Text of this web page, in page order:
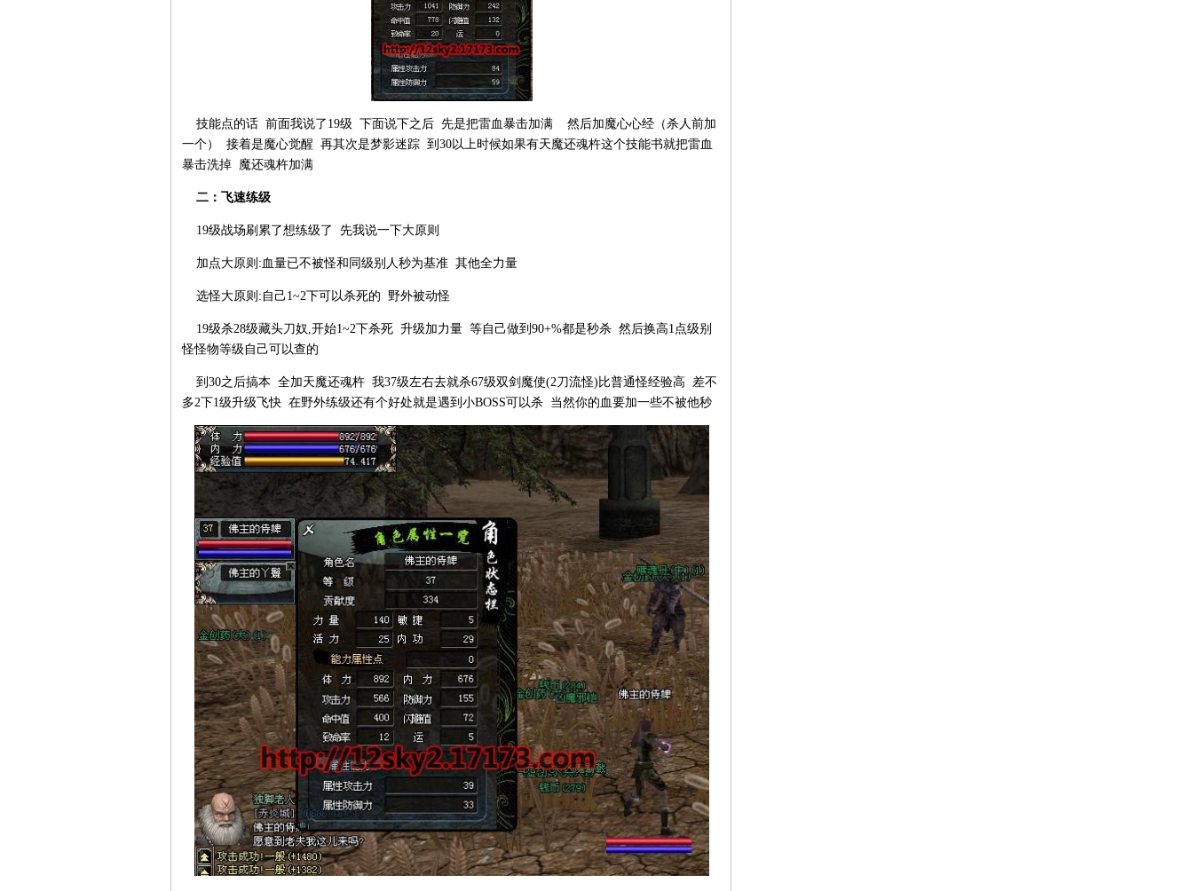
技能点的话 前面我说了19级 下面说下之后 先是把雷血暴击加满 然后加魔心心经（杀人前加
一个） 接着是魔心觉醒 再其次是梦影迷踪 到30以上时候如果有天魔还魂杵这个技能书就把雷血
暴击洗掉 魔还魂杵加满
二：飞速练级
19级战场刷累了想练级了 先我说一下大原则
加点大原则:血量已不被怪和同级别人秒为基准 其他全力量
选怪大原则:自己1~2下可以杀死的 野外被动怪
19级杀28级藏头刀奴,开始1~2下杀死 升级加力量 等自己做到90+%都是秒杀 然后换高1点级别
怪怪物等级自己可以查的
到30之后搞本 全加天魔还魂杵 我37级左右去就杀67级双剑魔使(2刀流怪)比普通怪经验高 差不
多2下1级升级飞快 在野外练级还有个好处就是遇到小BOSS可以杀 当然你的血要加一些不被他秒